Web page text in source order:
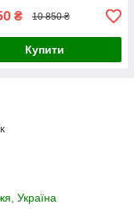
₴ 10 850 ₴
Купити
Україна